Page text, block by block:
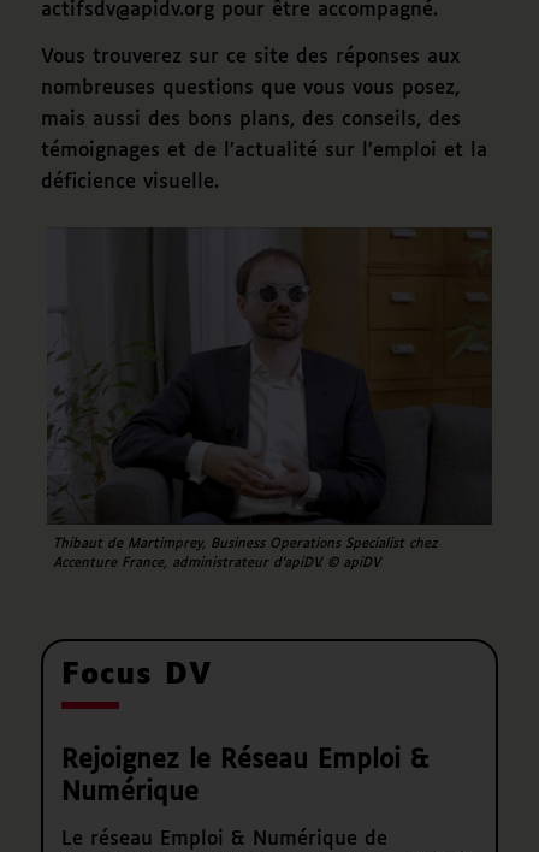
actifsdv@apidv.org pour être accompagné.
Vous trouverez sur ce site des réponses aux
nombreuses questions que vous vous posez,
mais aussi des bons plans, des conseils, des
témoignages et de l’actualité sur l’emploi et la
déficience visuelle.
Thibaut de Martimprey, Business Operations Specialist chez
Accenture France, administrateur d’apiDV. © apiDV
Focus DV
Rejoignez le Réseau Emploi &
Numérique
Le réseau Emploi & Numérique de